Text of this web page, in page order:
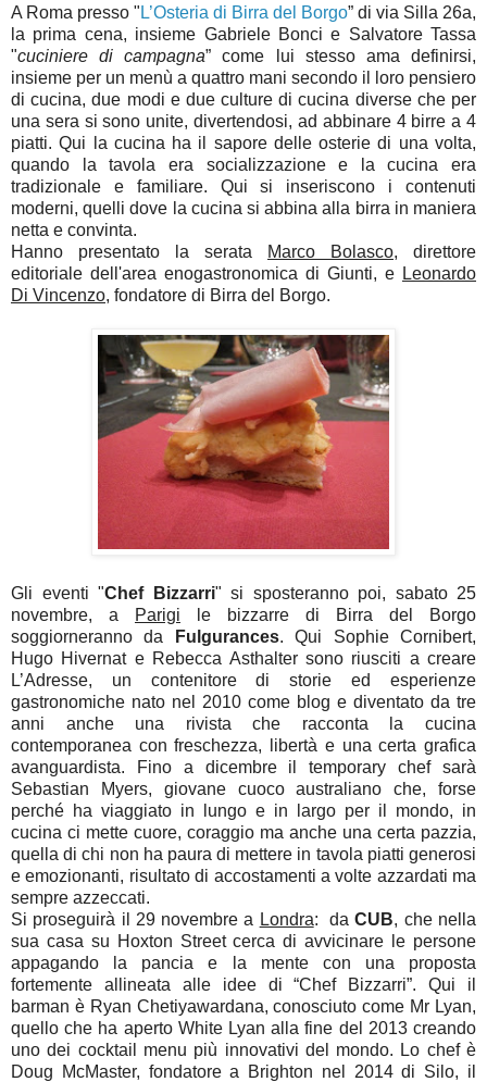
A Roma presso " L’Osteria di Birra del Borgo” di via Silla 26a,
la prima cena, insieme Gabriele Bonci e Salvatore Tassa
"cuciniere di campagna” come lui stesso ama definirsi,
insieme per un menù a quattro mani secondo il loro pensiero
di cucina, due modi e due culture di cucina diverse che per
una sera si sono unite, divertendosi, ad abbinare 4 birre a 4
piatti. Qui la cucina ha il sapore delle osterie di una volta,
quando la tavola era socializzazione e la cucina era
tradizionale e familiare. Qui si inseriscono i contenuti
moderni, quelli dove la cucina si abbina alla birra in maniera
netta e convinta.
Hanno presentato la serata
Marco Bolasco, direttore
editoriale dell'area enogastronomica di Giunti, e Leonardo
Di Vincenzo, fondatore di Birra del Borgo.
Gli eventi "Chef Bizzarri" si sposteranno poi, sabato 25
novembre, a
Parigi le bizzarre di Birra del Borgo
soggiorneranno da
Fulgurances. Qui Sophie Cornibert,
Hugo Hivernat e Rebecca Asthalter sono riusciti a creare
L’Adresse, un contenitore di storie ed esperienze
gastronomiche nato nel 2010 come blog e diventato da tre
anni anche una rivista che racconta la cucina
contemporanea con freschezza, libertà e una certa grafica
avanguardista. Fino a dicembre il temporary chef sarà
Sebastian Myers, giovane cuoco australiano che, forse
perché ha viaggiato in lungo e in largo per il mondo, in
cucina ci mette cuore, coraggio ma anche una certa pazzia,
quella di chi non ha paura di mettere in tavola piatti generosi
e emozionanti, risultato di accostamenti a volte azzardati ma
sempre azzeccati.
Si proseguirà il 29 novembre a Londra: daCUB, che nella
sua casa su Hoxton Street cerca di avvicinare le persone
appagando la pancia e la mente con una proposta
fortemente allineata alle idee di “Chef Bizzarri”. Qui il
barman è Ryan Chetiyawardana, conosciuto come Mr Lyan,
quello che ha aperto White Lyan alla fine del 2013 creando
uno dei cocktail menu più innovativi del mondo. Lo chef è
Doug McMaster, fondatore a Brighton nel 2014 di Silo, il